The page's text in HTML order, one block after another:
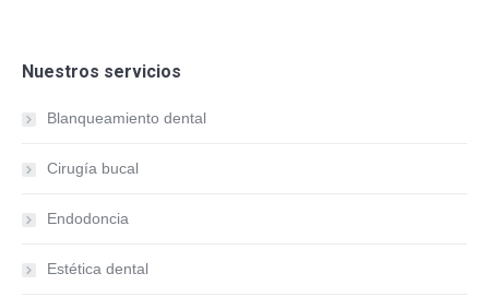
Nuestros servicios
Blanqueamiento dental
Cirugía bucal
Endodoncia
Estética dental